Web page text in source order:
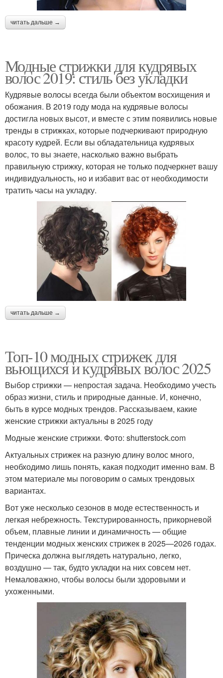
читать дальше →
Модные стрижки для кудрявых
волос 2019: стиль без укладки
Кудрявые волосы всегда были объектом восхищения и
обожания. В 2019 году мода на кудрявые волосы
достигла новых высот, и вместе с этим появились новые
тренды в стрижках, которые подчеркивают природную
красоту кудрей. Если вы обладательница кудрявых
волос, то вы знаете, насколько важно выбрать
правильную стрижку, которая не только подчеркнет вашу
индивидуальность, но и избавит вас от необходимости
тратить часы на укладку.
читать дальше →
Топ-10 модных стрижек для
вьющихся и кудрявых волос 2025
Выбор стрижки — непростая задача. Необходимо учесть
образ жизни, стиль и природные данные. И, конечно,
быть в курсе модных трендов. Рассказываем, какие
женские стрижки актуальны в 2025 году
Модные женские стрижки. Фото: shutterstock.com
Актуальных стрижек на разную длину волос много,
необходимо лишь понять, какая подходит именно вам. В
этом материале мы поговорим о самых трендовых
вариантах.
Вот уже несколько сезонов в моде естественность и
легкая небрежность. Текстурированность, прикорневой
объем, плавные линии и динамичность — общие
тенденции модных женских стрижек в 2025—2026 годах.
Прическа должна выглядеть натурально, легко,
воздушно — так, будто укладки на них совсем нет.
Немаловажно, чтобы волосы были здоровыми и
ухоженными.